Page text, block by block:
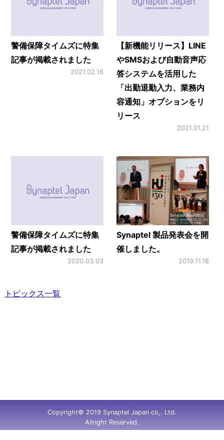
警備保障タイムズに特集
記事が掲載されました
2021.02.16
【新機能リリース】LINE
やSMSおよび自動音声応
答システムを活用した
「出勤退勤入力、業務内
容通知」オプションをリ
リース
2021.01.21
警備保障タイムズに特集
記事が掲載されました
2020.03.03
Synaptel 製品発表会を開
催しました。
2019.11.18
トピックス一覧
Copyright© 2019 Synaptel Japan co,. Ltd.
Allright Reserved.